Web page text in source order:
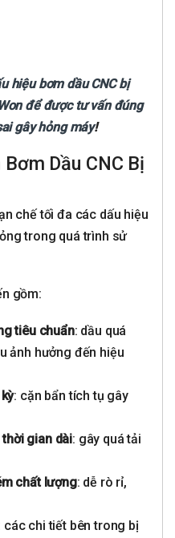
hiệu bơm dầu CNC bị
để được tư vấn đúng
gây hỏng máy!
Dầu CNC Bị
chế tối đa các dấu hiệu
trong quá trình sử
gồm:
tiêu chuẩn: dầu quá
ảnh hưởng đến hiệu
: cặn bẩn tích tụ gây
gian dài: gây quá tải
chất lượng: dễ rò rỉ,
các chi tiết bên trong bị